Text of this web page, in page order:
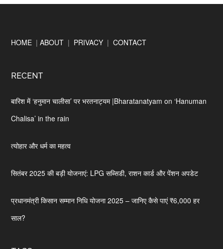
Footer
HOME |ABOUT | PRIVACY |CONTACT
RECENT
बारिश में ‘हनुमान चालीसा’ पर भरतनाट्यम |Bharatanatyam on ‘Hanuman
Chalisa’ in the rain
त्योहार और धर्म का महत्व
सितंबर 2025 की बड़ी योजनाएं: LPG सब्सिडी, राशन कार्ड और पेंशन अपडेट
प्रधानमंत्री किसान सम्मान निधि योजना 2025 – जानिए कैसे पाएं ₹6,000 हर
साल?